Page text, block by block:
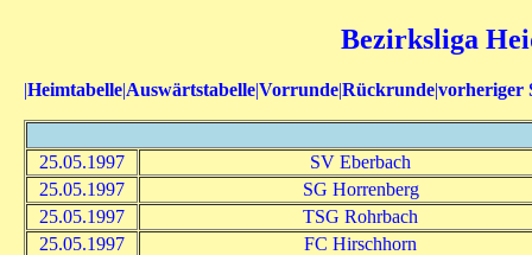
Bezirksliga
|Heimtabelle|Auswärtstabelle|Vorrunde|Rückrunde|vorheriger
25.05.1997
SV Eberbach
25.05.1997
SG Horrenberg
25.05.1997
TSG Rohrbach
25.05.1997
FC Hirschhorn